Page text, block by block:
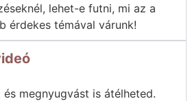
lehet-e futni, mi az a
érdekes témával várunk!
megnyugvást is átélheted.